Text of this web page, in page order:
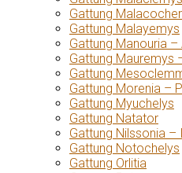
Gattung
Gattung Malayemys
Gattung Manouria
Gattung Mauremys
Gattung
Gattung Morenia –
Gattung Myuchelys
Gattung Natator
Gattung Nilssonia
Gattung Notochelys
Gattung Orlitia